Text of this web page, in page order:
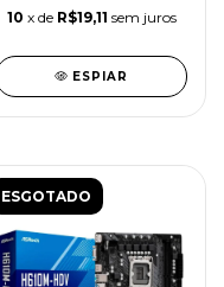
10 x de R$19,11 sem juros
ESPIAR
ESGOTADO